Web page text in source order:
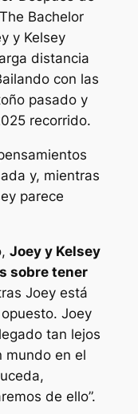
The Bachelor
y Kelsey
distancia
con las
pasado y
recorrido.
y, mientras
parece
, Joey y Kelsey
sobre tener
Joey está
Joey
tan lejos
mundo en el
de ello”.